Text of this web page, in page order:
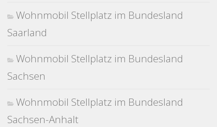
Wohnmobil Stellplatz im Bundesland
Saarland
Wohnmobil Stellplatz im Bundesland
Sachsen
Wohnmobil Stellplatz im Bundesland
Sachsen-Anhalt